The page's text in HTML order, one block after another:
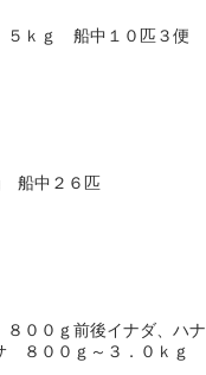
５ｋｇ 船中１０匹３便
船中２６匹
００ｇ前後イナダ、ハナ
８００ｇ～３．０ｋｇ